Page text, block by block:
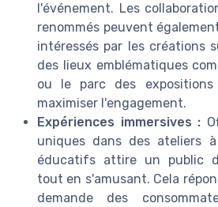
l'événement. Les
renommés peuvent
intéressés par les créations
des lieux emblématiques
ou le parc des expositions
maximiser l'engagement.
Expériences immersives :
uniques dans des ateliers
éducatifs attire un public
tout en s'amusant. Cela
demande des